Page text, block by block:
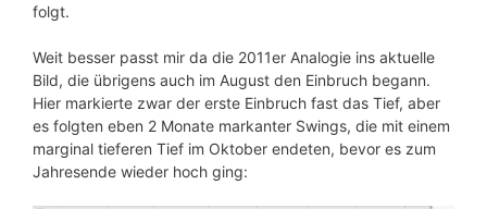
folgt.
Weit besser passt mir da die 2011er Analogie ins aktuelle
Bild, die übrigens auch im August den Einbruch begann.
Hier markierte zwar der erste Einbruch fast das Tief, aber
es folgten eben 2 Monate markanter Swings, die mit einem
marginal tieferen Tief im Oktober endeten, bevor es zum
Jahresende wieder hoch ging: